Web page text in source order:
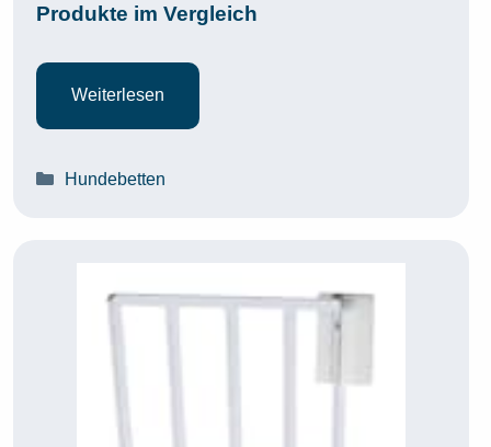
Produkte im Vergleich
Weiterlesen
Kategorien
Hundebetten